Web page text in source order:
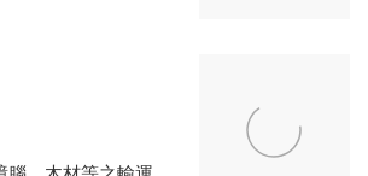
藝術創作水準及美
灣年輕藝術家推向
術館經驗，本館採